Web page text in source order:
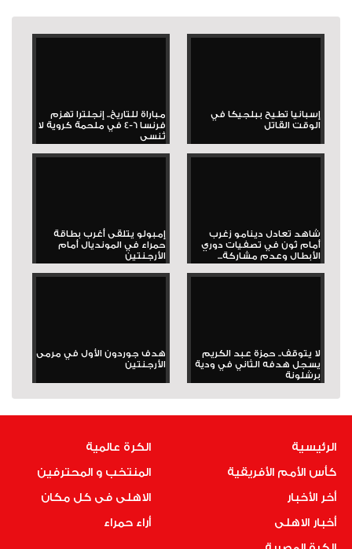
إسبانيا تطيح ببلجيكا في
الوقت القاتل
مباراة للتاريخ.. إنجلترا تهزم
فرنسا 6-4 في ملحمة كروية لا
تُنسى
شاهد تعادل دينامو زغرب
أمام ثون في تصفيات دوري
الأبطال وعدم مشاركة...
إمبولو يتلقى أغرب بطاقة
حمراء في المونديال أمام
الأرجنتين
لا يتوقف.. حمزة عبد الكريم
يسجل هدفه الثاني في ودية
برشلونة
هدف جوردون الأول في مرمى
الأرجنتين
الرئيسية
كأس الأمم الأفريقية
أخر الأخبار
أخبار الاهلى
الكرة عالمية
المنتخب و المحترفين
الاهلى فى كل مكان
أراء حمراء